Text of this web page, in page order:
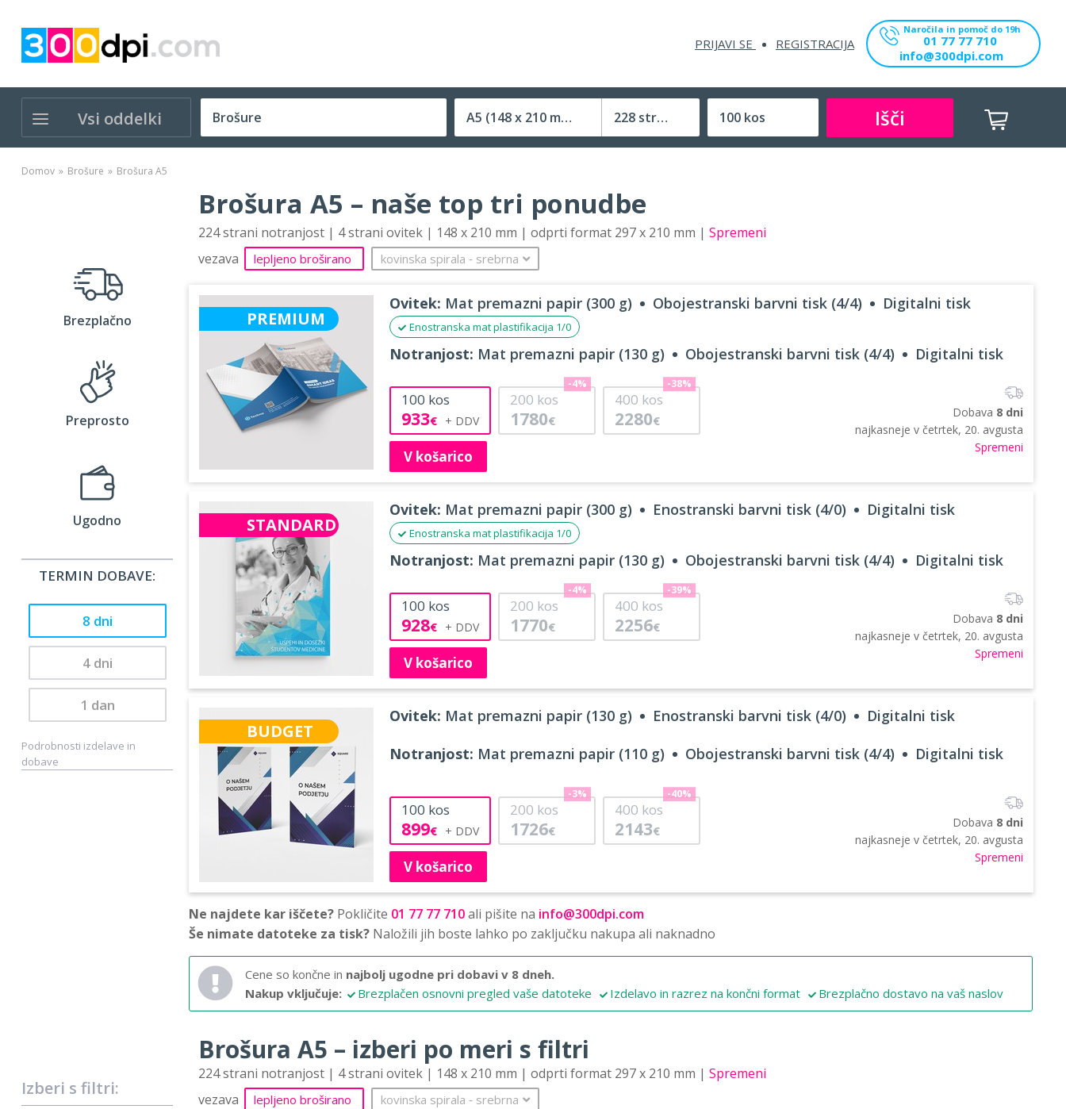
PRIJAVI SE REGISTRACIJA
Naročila in pomoč do 19h
01 77 77 710
info@300dpi.com
Vsi oddelki A5 (148 x 210 mm)
Velikost (zaprte) tiskovine
228 strani Išči
Domov Brošure Brošura A5
Brezplačno
Preprosto
Ugodno
TERMIN DOBAVE:
8 dni
4 dni
1 dan
Podrobnosti izdelave in
dobave
Izberi s filtri:
Brošura A5 – naše top tri ponudbe
224 strani notranjost | 4 strani ovitek | 148 x 210 mm | odprti format 297 x 210 mm | Spremeni
vezava
lepljeno broširano kovinska spirala ‐ srebrna
PREMIUM
Ovitek: Mat premazni papir (300 g) Obojestranski barvni tisk (4/4) Digitalni tisk
Enostranska mat plastifikacija 1/0
Notranjost: Mat premazni papir (130 g) Obojestranski barvni tisk (4/4) Digitalni tisk
100 kos
933€
200 kos
1780€
-4%
400 kos
2280€
-38%
V košarico
Dobava 8 dni
najkasneje v četrtek, 20. avgusta
Spremeni
STANDARD
Ovitek: Mat premazni papir (300 g) Enostranski barvni tisk (4/0) Digitalni tisk
Enostranska mat plastifikacija 1/0
Notranjost: Mat premazni papir (130 g) Obojestranski barvni tisk (4/4) Digitalni tisk
100 kos
928€
200 kos
1770€
-4%
400 kos
2256€
-39%
V košarico
Dobava 8 dni
najkasneje v četrtek, 20. avgusta
Spremeni
BUDGET
Ovitek: Mat premazni papir (130 g) Enostranski barvni tisk (4/0) Digitalni tisk
Notranjost: Mat premazni papir (110 g) Obojestranski barvni tisk (4/4) Digitalni tisk
100 kos
899€
200 kos
1726€
-3%
400 kos
2143€
-40%
V košarico
Dobava 8 dni
najkasneje v četrtek, 20. avgusta
Spremeni
Ne najdete kar iščete? Pokličite 01 77 77 710ali pišite na info@300dpi.com
Še nimate datoteke za tisk? Naložili jih boste lahko po zaključku nakupa ali naknadno
Cene so končne in najbolj ugodne pri dobavi v 8 dneh.
Nakup vključuje:
Brezplačen osnovni pregled vaše datoteke Izdelavo in razrez na končni format Brezplačno dostavo na vaš naslov
Brošura A5 – izberi po meri s filtri
224 strani notranjost | 4 strani ovitek | 148 x 210 mm | odprti format 297 x 210 mm | Spremeni
vezava
lepljeno broširano kovinska spirala ‐ srebrna